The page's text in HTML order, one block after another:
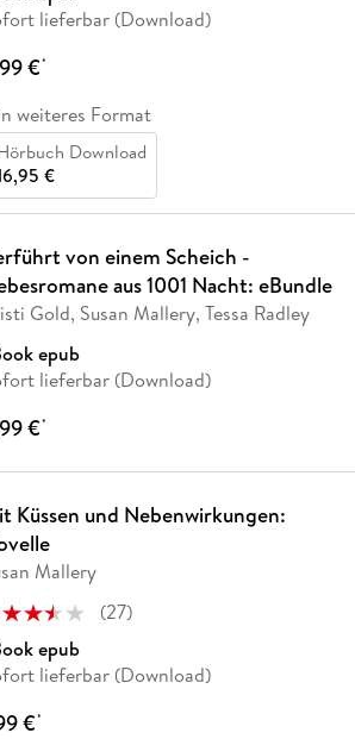
lieferbar (Download)
€*
weiteres Format
Download
€
von einem Scheich -
aus 1001 Nacht: eBundle
Gold, Susan Mallery, Tessa Radley
epub
lieferbar (Download)
€*
Küssen und Nebenwirkungen:
Mallery
(27)
epub
lieferbar (Download)
€*